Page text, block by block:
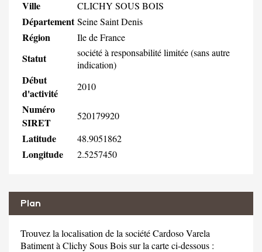
Ville CLICHY SOUS BOIS
Département Seine Saint Denis
Région Ile de France
Statut
société à responsabilité limitée (sans autre
indication)
Début
d'activité
2010
Numéro
SIRET
520179920
Latitude 48.9051862
Longitude 2.5257450
Plan
Trouvez la localisation de la société Cardoso Varela
Batiment à Clichy Sous Bois sur la carte ci-dessous :